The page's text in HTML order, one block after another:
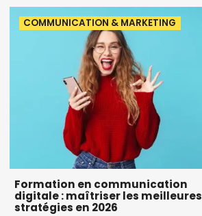
COMMUNICATION & MARKETING
Formation en communication
digitale : maîtriser les meilleures
stratégies en 2026